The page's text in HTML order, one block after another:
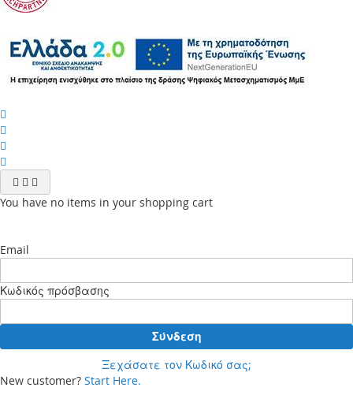
You have no items in your shopping cart
Email
Κωδικός πρόσβασης
Σύνδεση
Ξεχάσατε τον Κωδικό σας;
New customer? Start Here.